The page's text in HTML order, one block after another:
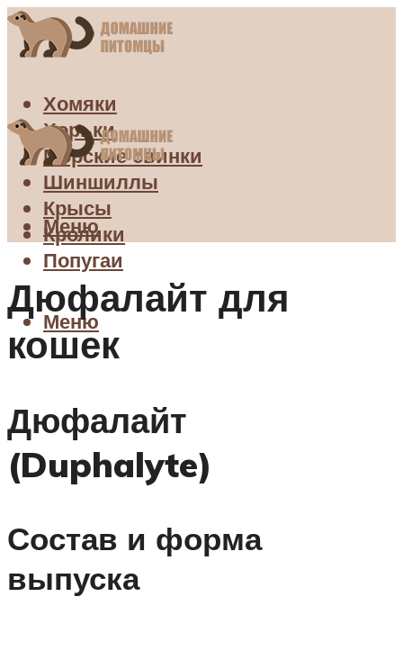
Хомяки
Хорьки
Морские свинки
Шиншиллы
Крысы
Кролики
Попугаи
Меню
Меню
Дюфалайт для
кошек
Дюфалайт
(Duphalyte)
Состав и форма
выпуска